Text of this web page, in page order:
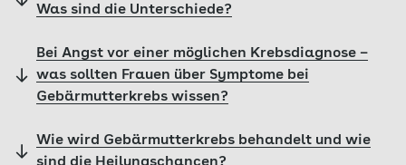
Was sind die Unterschiede?
Bei Angst vor einer möglichen Krebsdiagnose –
was sollten Frauen über Symptome bei
Gebärmutterkrebs wissen?
Wie wird Gebärmutterkrebs behandelt und wie